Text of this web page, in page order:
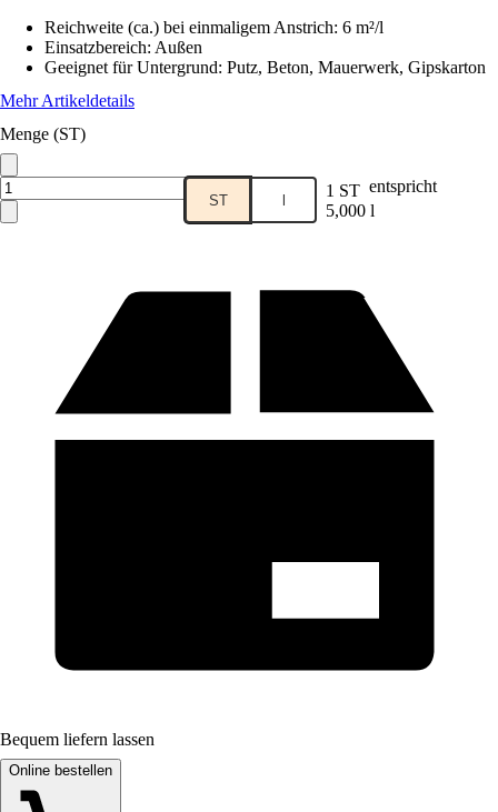
Reichweite (ca.) bei einmaligem Anstrich: 6 m²/l
Einsatzbereich: Außen
Geeignet für Untergrund: Putz, Beton, Mauerwerk, Gipskarton
Mehr Artikeldetails
Menge (ST)
ST l 1 ST entspricht
5,000 l
Bequem liefern lassen
Online bestellen